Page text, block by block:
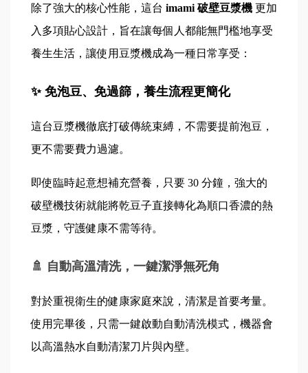
除了強大的核心性能，這台 imami 破壁豆漿機 更加
入多項貼心設計，旨在讓每個人都能無門檻地享受
養生生活，讓使用豆漿機成為一種日常享受：
✨ 免泡豆、免過篩，養生流程更簡化
這台豆漿機徹底打破傳統束縛，不需要提前泡豆，
更不需要費力過濾。
即使臨時起意想補充營養，只要 30 分鐘，強大的
破壁機技術就能將乾豆子直接轉化為順口香濃的熱
豆漿，守護健康不需等待。
🚿 自動高溫清洗，一鍵潔淨無死角
對於重視衛生的健康家庭來說，清潔是首要考量。
使用完畢後，只需一鍵啟動自動清洗模式，機器會
以高溫熱水自動清潔刀片與內壁。